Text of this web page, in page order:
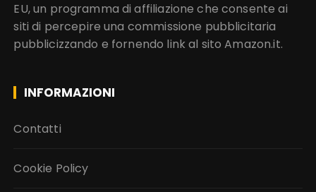
EU, un programma di affiliazione che consente ai
siti di percepire una commissione pubblicitaria
pubblicizzando e fornendo link al sito Amazon.it.
INFORMAZIONI
Contatti
Cookie Policy